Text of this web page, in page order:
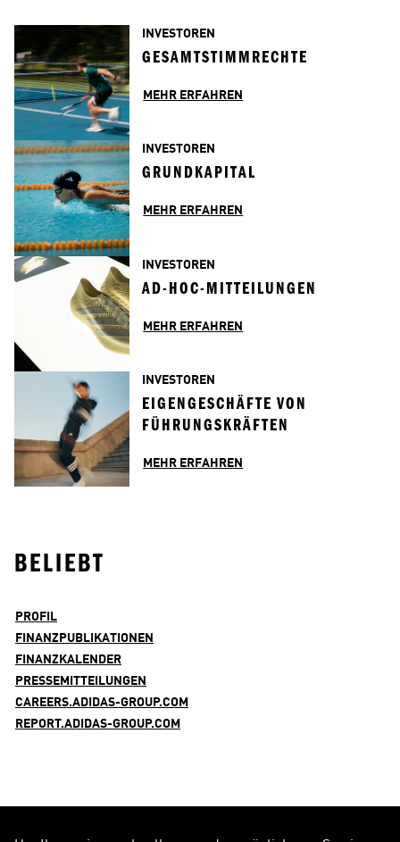
INVESTOREN
GESAMTSTIMMRECHTE
MEHR ERFAHREN
INVESTOREN
GRUNDKAPITAL
MEHR ERFAHREN
INVESTOREN
AD-HOC-MITTEILUNGEN
MEHR ERFAHREN
INVESTOREN
EIGENGESCHÄFTE VON
FÜHRUNGSKRÄFTEN
MEHR ERFAHREN
BELIEBT
PROFIL
FINANZPUBLIKATIONEN
FINANZKALENDER
PRESSEMITTEILUNGEN
CAREERS.ADIDAS-GROUP.COM
REPORT.ADIDAS-GROUP.COM